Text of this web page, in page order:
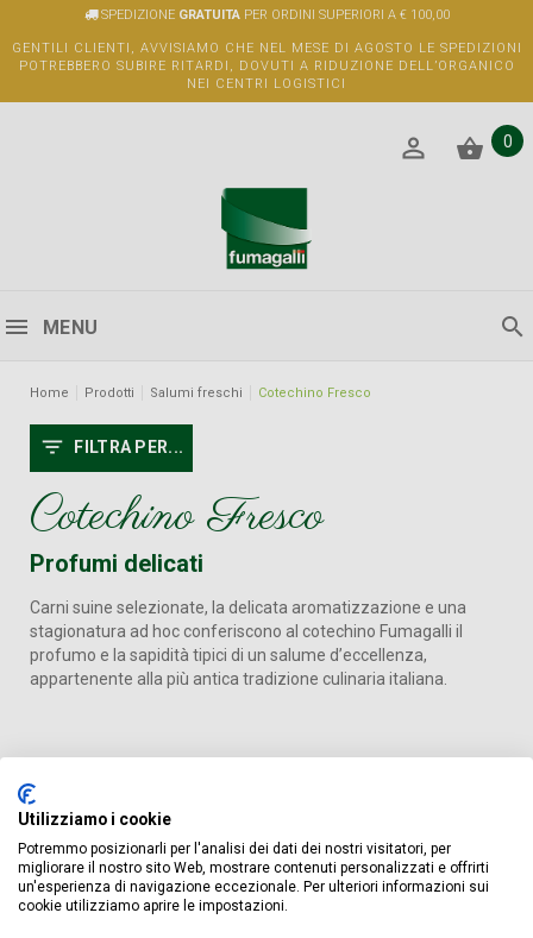
SPEDIZIONE GRATUITAPER ORDINI SUPERIORI A € 100,00
GENTILI CLIENTI, AVVISIAMO CHE NEL MESE DI AGOSTO LE SPEDIZIONI
POTREBBERO SUBIRE RITARDI, DOVUTI A RIDUZIONE DELL’ORGANICO
NEI CENTRI LOGISTICI
0
MENU
Home Prodotti Salumi freschi Cotechino Fresco
FILTRA PER...
Cotechino Fresco
Profumi delicati
Carni suine selezionate, la delicata aromatizzazione e una
stagionatura ad hoc conferiscono al cotechino Fumagalli il
profumo e la sapidità tipici di un salume d’eccellenza,
appartenente alla più antica tradizione culinaria italiana.
Utilizziamo i cookie
Potremmo posizionarli per l'analisi dei dati dei nostri visitatori, per
migliorare il nostro sito Web, mostrare contenuti personalizzati e offrirti
un'esperienza di navigazione eccezionale. Per ulteriori informazioni sui
cookie utilizziamo aprire le impostazioni.